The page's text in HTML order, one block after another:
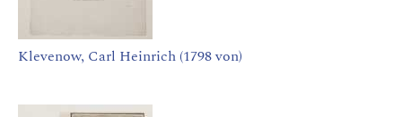
Klevenow, Carl Heinrich (1798 von)